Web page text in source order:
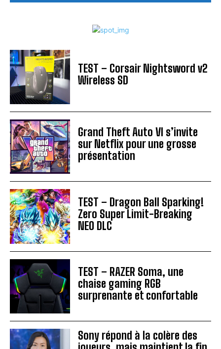
TEST – Corsair Nightsword v2
Wireless SD
Grand Theft Auto VI s’invite
sur Netflix pour une grosse
présentation
TEST – Dragon Ball Sparking!
Zero Super Limit-Breaking
NEO DLC
TEST – RAZER Soma, une
chaise gaming RGB
surprenante et confortable
Sony répond à la colère des